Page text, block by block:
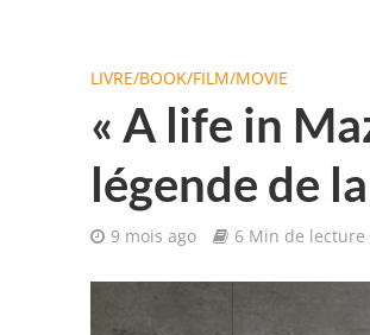
LIVRE/BOOK/FILM/MOVIE
« A life in
légende de
9 mois ago 6 Min de lecture